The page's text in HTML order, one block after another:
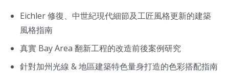
Eichler 修復、中世紀現代細節及工匠風格更新的建築
風格指南
真實 Bay Area 翻新工程的改造前後案例研究
針對加州光線 & 地區建築特色量身打造的色彩搭配指南